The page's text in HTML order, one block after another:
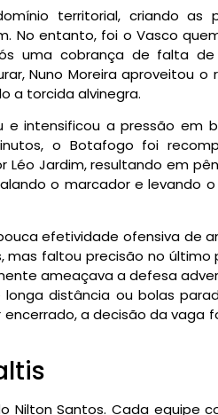
territorial, criando as
No entanto, foi o Vasco
uma cobrança de falta de
Nuno Moreira aproveitou o
a torcida alvinegra.
e intensificou a pressão em
o Botafogo foi
Jardim, resultando em
o marcador e levando o
efetividade ofensiva de
mas faltou precisão no último
ameaçava a defesa
distância ou bolas
a decisão da vaga
Nilton Santos. Cada equipe